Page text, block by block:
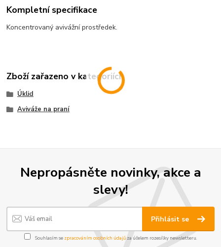
Kompletní specifikace
Koncentrovaný avivážní prostředek.
Zboží zařazeno v kategoriích
Úklid
Aviváže na praní
Nepropásněte novinky, akce a
slevy!
Přihlásit se
Souhlasím se zpracováním osobních údajůza účelem rozesílky newsletteru.